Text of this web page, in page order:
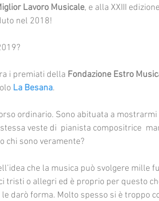
Lavoro Musicale, e alla XXIII
nel 2018!
i premiati della Fondazione Estro
La Besana.
ordinario. Sono abituata a mostrarmi
veste di  pianista compositrice
chi sono veramente?
che la musica può svolgere mille
tristi o allegri ed è proprio per questo
darò forma. Molto spesso si è troppo